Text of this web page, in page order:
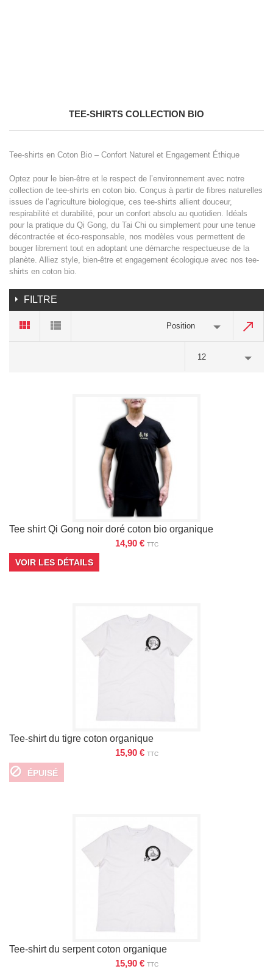
TEE-SHIRTS COLLECTION BIO
Tee-shirts en Coton Bio – Confort Naturel et Engagement Éthique
Optez pour le bien-être et le respect de l’environnement avec notre
collection de tee-shirts en coton bio. Conçus à partir de fibres naturelles
issues de l’agriculture biologique, ces tee-shirts allient douceur,
respirabilité et durabilité, pour un confort absolu au quotidien. Idéals
pour la pratique du Qi Gong, du Tai Chi ou simplement pour une tenue
décontractée et éco-responsable, nos modèles vous permettent de
bouger librement tout en adoptant une démarche respectueuse de la
planète. Alliez style, bien-être et engagement écologique avec nos tee-
shirts en coton bio.
FILTRE
Position
12
Tee shirt Qi Gong noir doré coton bio organique
14,90 € TTC
VOIR LES DÉTAILS
Tee-shirt du tigre coton organique
15,90 € TTC
ÉPUISÉ
Tee-shirt du serpent coton organique
15,90 € TTC